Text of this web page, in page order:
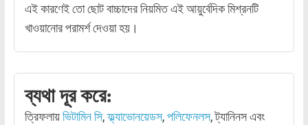
এই কারণেই তো ছোট বাচ্চাদের নিয়মিত এই আয়ুর্বেদিক মিশ্রনটি
খাওয়ানোর পরামর্শ দেওয়া হয়।
ব্যথা দূর করে:
ত্রিফলায়ভিটামিন সি,ফ্ল্যাভোনয়েডস,পলিফেনলস, ট্যানিনস এবং